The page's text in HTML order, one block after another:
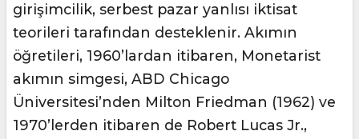
girişimcilik, serbest pazar yanlısı iktisat
teorileri tarafından desteklenir. Akımın
öğretileri, 1960’lardan itibaren, Monetarist
akımın simgesi, ABD Chicago
Üniversitesi’nden Milton Friedman (1962) ve
1970’lerden itibaren de Robert Lucas Jr.,